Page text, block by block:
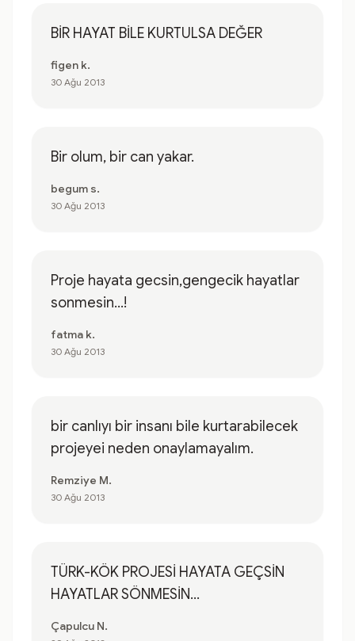
BİR HAYAT BİLE KURTULSA DEĞER
figen k.
30 Ağu 2013
Bir olum, bir can yakar.
begum s.
30 Ağu 2013
Proje hayata gecsin,gengecik hayatlar
sonmesin...!
fatma k.
30 Ağu 2013
bir canlıyı bir insanı bile kurtarabilecek
projeyei neden onaylamayalım.
Remziye M.
30 Ağu 2013
TÜRK-KÖK PROJESİ HAYATA GEÇSİN
HAYATLAR SÖNMESİN...
Çapulcu N.